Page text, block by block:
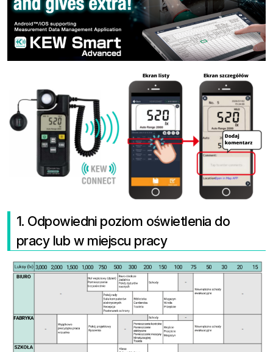
1. Odpowiedni poziom oświetlenia do
pracy lub w miejscu pracy